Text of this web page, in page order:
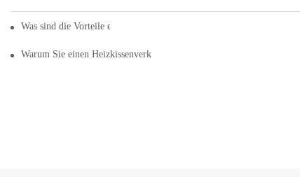
Was sind die Vorteile eines Heizkissenverkaufs?
Warum Sie einen Heizkissenverkauf wünschen